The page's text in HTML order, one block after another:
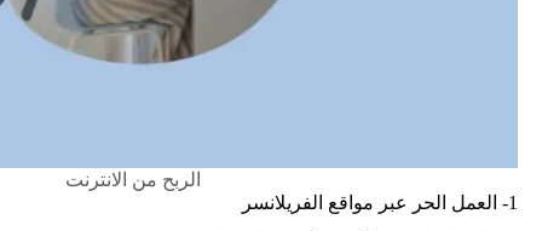
الربح من الانترنت
1- العمل الحر عبر مواقع الفريلانسر